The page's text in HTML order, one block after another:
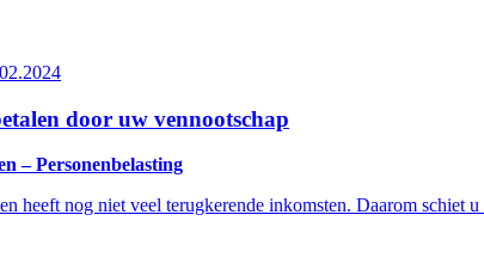
door uw vennootschap
– Personenbelasting
heeft nog niet veel terugkerende inkomsten. Daarom